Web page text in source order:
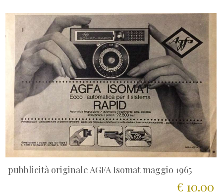
pubblicità originale AGFA Isomat maggio 1965
€ 10.00